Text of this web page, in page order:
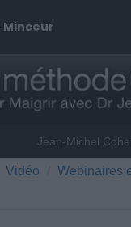
Jean-Michel
Vidéo Webinaires